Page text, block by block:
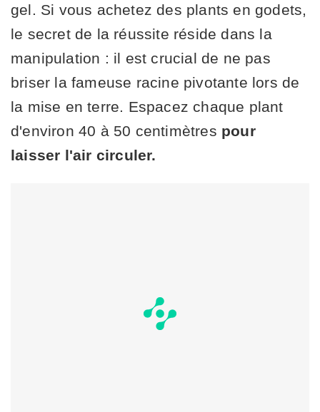
gel. Si vous achetez des plants en godets,
le secret de la réussite réside dans la
manipulation : il est crucial de ne pas
briser la fameuse racine pivotante lors de
la mise en terre. Espacez chaque plant
d'environ 40 à 50 centimètres pour
laisser l'air circuler.